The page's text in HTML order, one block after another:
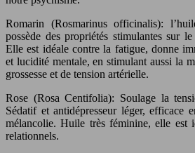
Romarin (Rosmarinus officinalis):
possède des propriétés stimulantes sur
Elle est idéale contre la fatigue, donne
et lucidité mentale, en stimulant aussi la
grossesse et de tension artérielle.
Rose (Rosa Centifolia): Soulage la
Sédatif et antidépresseur léger, efficace
mélancolie. Huile très féminine, elle est
relationnels.